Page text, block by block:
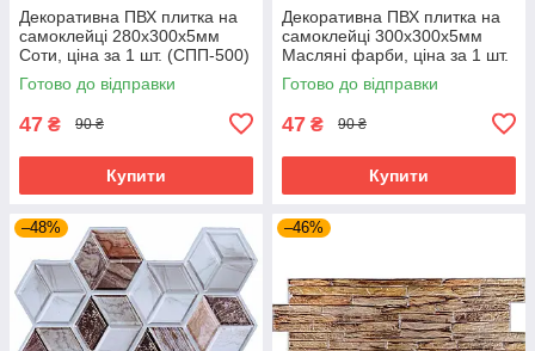
Декоративна ПВХ плитка на
самоклейці 280х300х5мм
Соти, ціна за 1 шт. (СПП-500)
SW-00000524
Готово до відправки
47 ₴ 90 ₴
Купити
Декоративна ПВХ плитка на
самоклейці 300х300х5мм
Масляні фарби, ціна за 1 шт.
(СПП-608) SW-00001138
Готово до відправки
47 ₴ 90 ₴
Купити
–48% –46%